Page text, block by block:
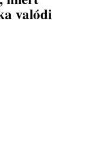
valódi